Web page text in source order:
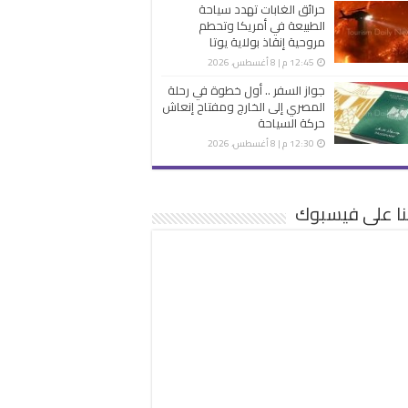
حرائق الغابات تهدد سياحة
الطبيعة في أمريكا وتحطم
مروحية إنقاذ بولاية يوتا
12:45 م | 8 أغسطس، 2026
جواز السفر .. أول خطوة في رحلة
المصري إلى الخارج ومفتاح إنعاش
حركة السياحة
12:30 م | 8 أغسطس، 2026
على فيسبوك